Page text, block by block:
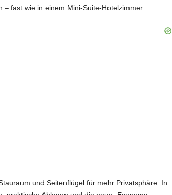
fast wie in einem Mini-Suite-Hotelzimmer.
und Seitenflügel für mehr Privatsphäre. In